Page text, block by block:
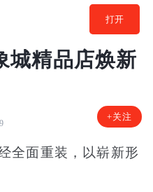
打开
城精品店焕新
+关注
全面重装，以崭新形